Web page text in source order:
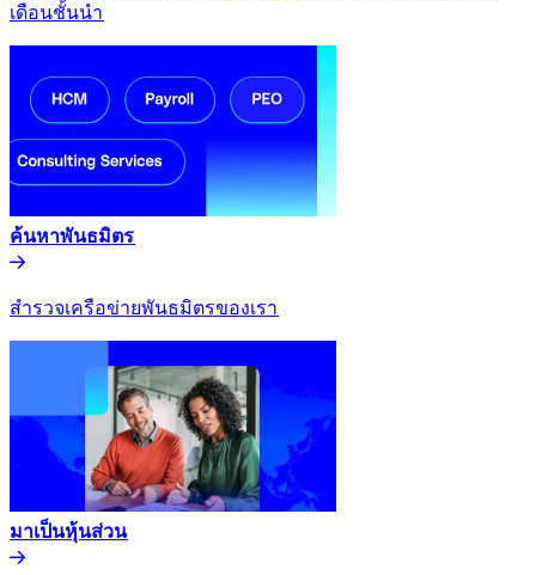
เดือนชั้นนำ​​
ค้นหาพันธมิตร​​
สำรวจเครือข่ายพันธมิตรของเรา​​
มาเป็นหุ้นส่วน​​